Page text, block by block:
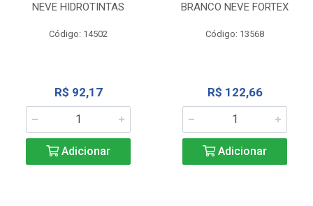
NEVE HIDROTINTAS
Código: 14502
R$ 92,17
Adicionar
BRANCO NEVE FORTEX
Código: 13568
R$ 122,66
Adicionar